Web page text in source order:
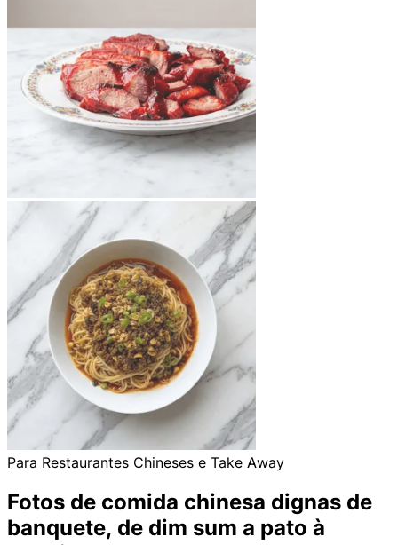
Para Restaurantes Chineses e Take Away
Fotos de comida chinesa dignas de
banquete, de dim sum a pato à